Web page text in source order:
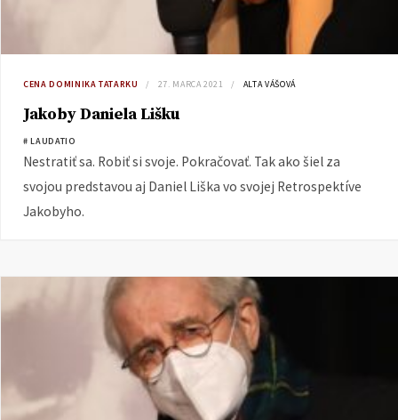
CENA DOMINIKA TATARKU 27. MARCA 2021 ALTA VÁŠOVÁ
Jakoby Daniela Lišku
# LAUDATIO
Nestratiť sa. Robiť si svoje. Pokračovať. Tak ako šiel za
svojou predstavou aj Daniel Liška vo svojej Retrospektíve
Jakobyho.